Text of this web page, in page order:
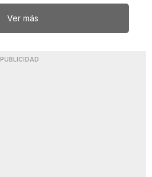
Ver más
PUBLICIDAD